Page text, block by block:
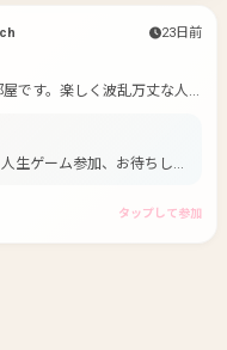
23日前
です。楽しく波乱万丈な人
迎 ・暴言禁止 ・誰でも参加
多々あると思います。オー
丁寧でやさしい言葉で指摘
ちろんオーナー以外にも優し
生ゲーム参加、お待ちして
タップして参加